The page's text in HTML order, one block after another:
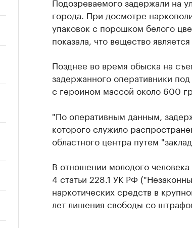
города. При досмотре
упаковок с порошком белого
показала, что вещество
Позднее во время обыска на
задержанного оперативники
с героином массой около 600
"По оперативным данным,
которого служило
областного центра путем
В отношении молодого
4 статьи 228.1 УК РФ
наркотических средств в
лет лишения свободы со